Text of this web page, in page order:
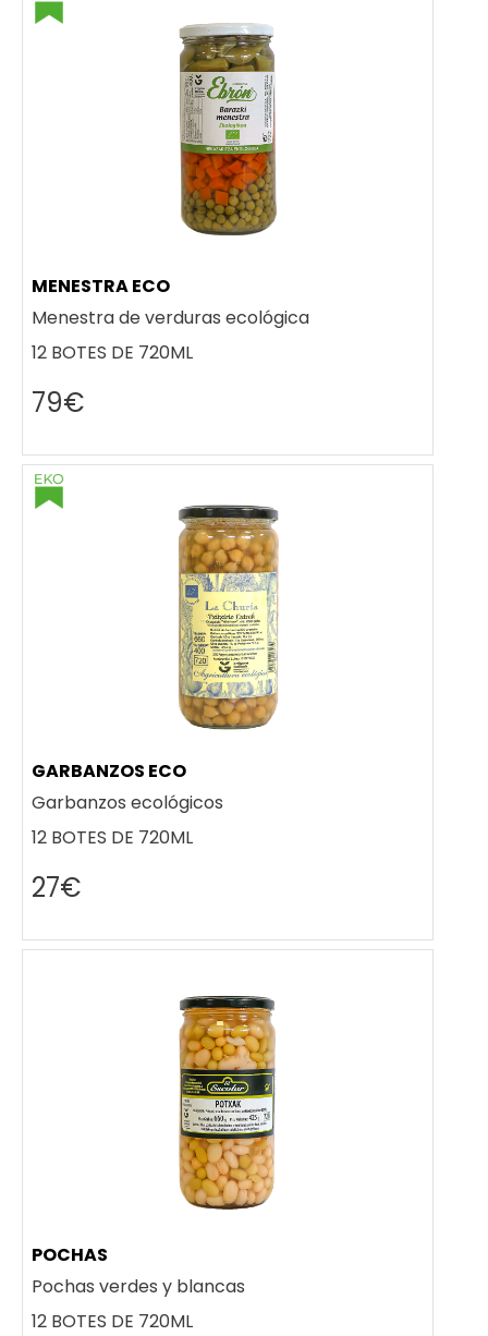
MENESTRA ECO
Menestra de verduras ecológica
12 BOTES DE 720ML
79€
GARBANZOS ECO
Garbanzos ecológicos
12 BOTES DE 720ML
27€
POCHAS
Pochas verdes y blancas
12 BOTES DE 720ML